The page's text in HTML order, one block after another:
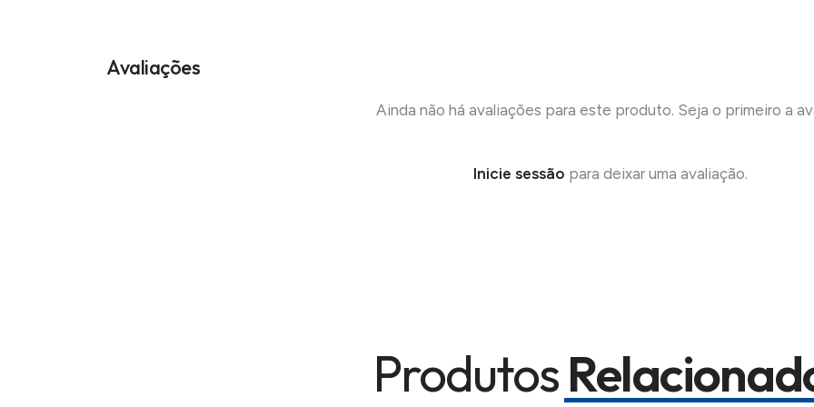
Avaliações
Ainda não há avaliações para este produto. Seja o primeiro a
Inicie sessão para deixar uma avaliação.
Produtos